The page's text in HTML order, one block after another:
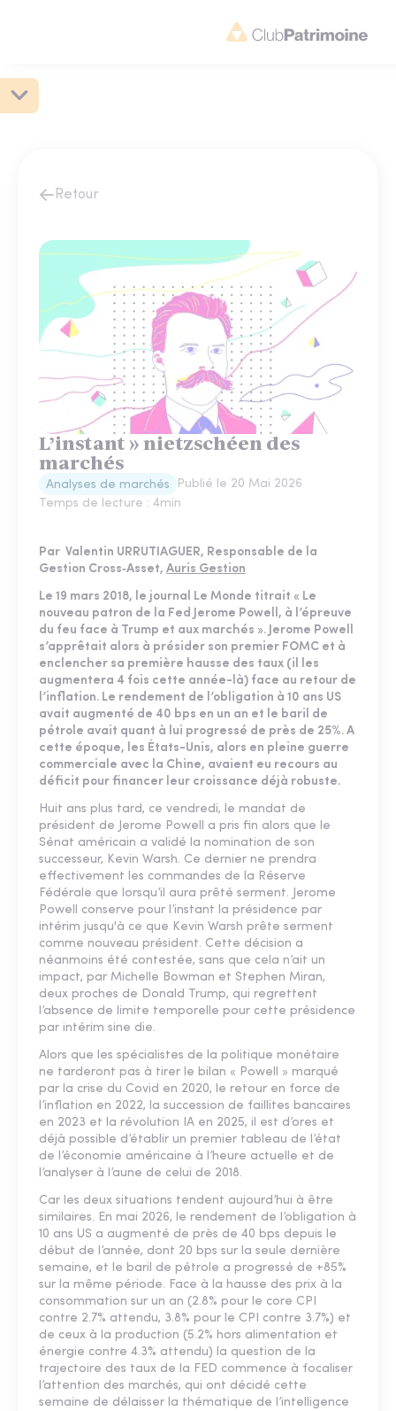
Retour
L’instant » nietzschéen des
marchés
Analyses de marchés Publié le 20 Mai 2026
Temps de lecture : 4min
Par Valentin URRUTIAGUER, Responsable de la
Gestion Cross‑Asset​​​​​​​, Auris Gestion
Le 19 mars 2018, le journal Le Monde titrait « Le
nouveau patron de la Fed Jerome Powell, à l’épreuve
du feu face à Trump et aux marchés ». Jerome Powell
s’apprêtait alors à présider son premier FOMC et à
enclencher sa première hausse des taux (il les
augmentera 4 fois cette année-là) face au retour de
l’inflation. Le rendement de l’obligation à 10 ans US
avait augmenté de 40 bps en un an et le baril de
pétrole avait quant à lui progressé de près de 25%. A
cette époque, les États-Unis, alors en pleine guerre
commerciale avec la Chine, avaient eu recours au
déficit pour financer leur croissance déjà robuste.
Huit ans plus tard, ce vendredi, le mandat de
président de Jerome Powell a pris fin alors que le
Sénat américain a validé la nomination de son
successeur, Kevin Warsh. Ce dernier ne prendra
effectivement les commandes de la Réserve
Fédérale que lorsqu’il aura prêté serment. Jerome
Powell conserve pour l’instant la présidence par
intérim jusqu'à ce que Kevin Warsh prête serment
comme nouveau président. Cette décision a
néanmoins été contestée, sans que cela n’ait un
impact, par Michelle Bowman et Stephen Miran,
deux proches de Donald Trump, qui regrettent
l’absence de limite temporelle pour cette présidence
par intérim sine die.
Alors que les spécialistes de la politique monétaire
ne tarderont pas à tirer le bilan « Powell » marqué
par la crise du Covid en 2020, le retour en force de
l’inflation en 2022, la succession de faillites bancaires
en 2023 et la révolution IA en 2025, il est d’ores et
déjà possible d’établir un premier tableau de l’état
de l’économie américaine à l’heure actuelle et de
l’analyser à l’aune de celui de 2018.
Car les deux situations tendent aujourd’hui à être
similaires. En mai 2026, le rendement de l’obligation à
10 ans US a augmenté de près de 40 bps depuis le
début de l’année, dont 20 bps sur la seule dernière
semaine, et le baril de pétrole a progressé de +85%
sur la même période. Face à la hausse des prix à la
consommation sur un an (2.8% pour le core CPI
contre 2.7% attendu, 3.8% pour le CPI contre 3.7%) et
de ceux à la production (5.2% hors alimentation et
énergie contre 4.3% attendu) la question de la
trajectoire des taux de la FED commence à focaliser
l’attention des marchés, qui ont décidé cette
semaine de délaisser la thématique de l’intelligence